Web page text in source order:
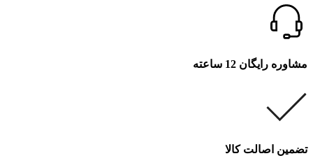
مشاوره رایگان 12 ساعته
تضمین اصالت کالا